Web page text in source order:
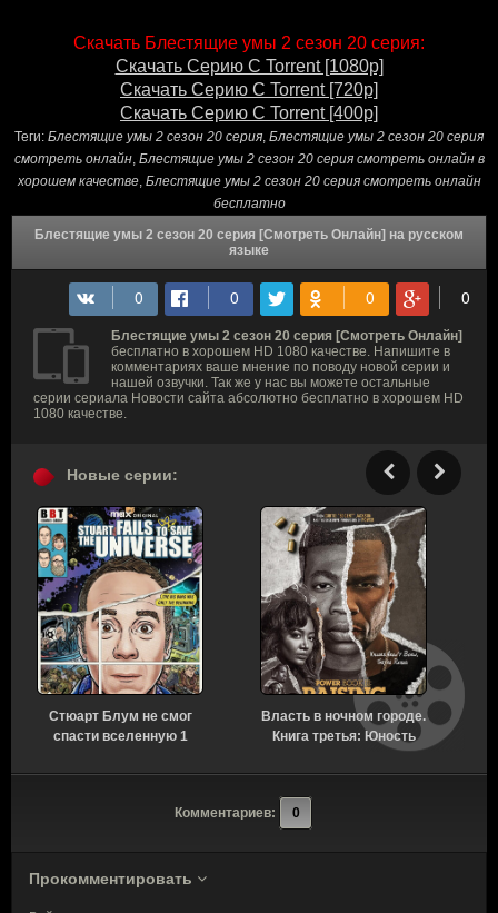
Скачать Блестящие умы 2 сезон 20 серия:
Скачать Серию С Torrent [1080p]
Скачать Серию С Torrent [720p]
Скачать Серию С Torrent [400p]
Теги: Блестящие умы 2 сезон 20 серия Блестящие умы 2 сезон 20 серия
смотреть онлайн, Блестящие умы 2 сезон 20 серия смотреть онлайн в
хорошем качестве, Блестящие умы 2 сезон 20 серия смотреть онлайн
бесплатно
Блестящие умы 2 сезон 20 серия [Смотреть Онлайн] на русском
языке
Блестящие умы 2 сезон 20 серия [Смотреть Онлайн]
бесплатно в хорошем HD 1080 качестве. Напишите в
комментариях ваше мнение по поводу новой серии и
нашей озвучки. Так же у нас вы можете остальные
серии сериала Новости сайта абсолютно бесплатно в хорошем HD
1080 качестве.
Новые серии:
Стюарт Блум не смог
спасти вселенную 1
Онлайн]
Власть в ночном городе.
Книга третья: Юность
Кэнена 5 сезон 8 серия
[Смотреть Онлайн]
Комментариев: 0
Прокомментировать